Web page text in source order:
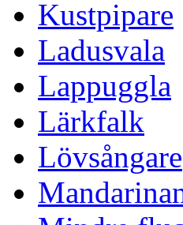
Kustpipare
Ladusvala
Lappuggla
Lärkfalk
Lövsångare